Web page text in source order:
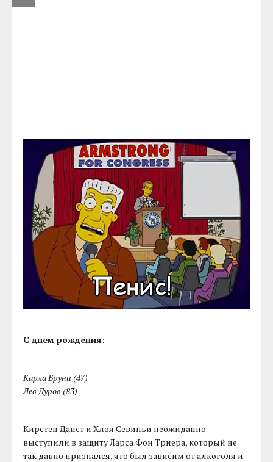
С днем рождения:
Карла Бруни (47)
Лев Дуров (83)
Кирстен Данст и Хлоя Севиньи неожиданно
выступили в защиту Ларса Фон Триера, который не
так давно признался, что был зависим от алкоголя и